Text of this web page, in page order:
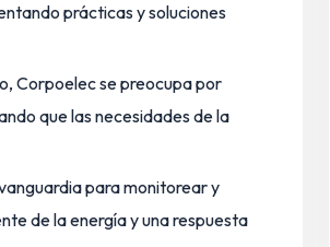
prácticas y soluciones
Corpoelec se preocupa por
que las necesidades de la
para monitorear y
de la energía y una respuesta